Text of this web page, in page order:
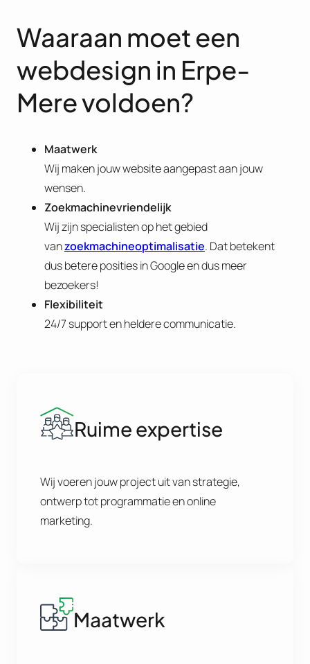
Waaraan moet een
webdesign in Erpe-
Mere voldoen?
Maatwerk
Wij maken jouw website aangepast aan jouw
wensen.
Zoekmachinevriendelijk
Wij zijn specialisten op het gebied
vanzoekmachineoptimalisatie. Dat betekent
dus betere posities in Google en dus meer
bezoekers!
Flexibiliteit
24/7 support en heldere communicatie.
Ruime expertise
Wij voeren jouw project uit van strategie,
ontwerp tot programmatie en online
marketing.
Maatwerk